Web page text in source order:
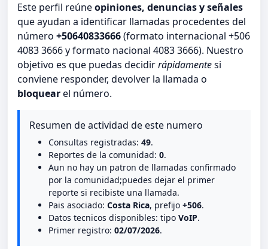
Este perfil reúneopiniones, denuncias y señales
que ayudan a identificar llamadas procedentes del
número +50640833666(formato internacional +506
4083 3666 y formato nacional 4083 3666). Nuestro
objetivo es que puedas decidirrápidamentesi
conviene responder, devolver la llamada o
bloquearel número.
Resumen de actividad de este numero
Consultas registradas: 49.
Reportes de la comunidad: 0.
Aun no hay un patron de llamadas confirmado
por la comunidad;puedes dejar el primer
reporte si recibiste una llamada.
Pais asociado: Costa Rica, prefijo +506.
Datos tecnicos disponibles: tipo VoIP.
Primer registro: 02/07/2026.